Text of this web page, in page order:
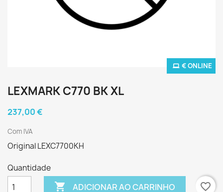
€ ONLINE
LEXMARK C770 BK XL
237,00 €
Com IVA
Original LEXC7700KH
Quantidade
 ADICIONAR AO CARRINHO favorite_border